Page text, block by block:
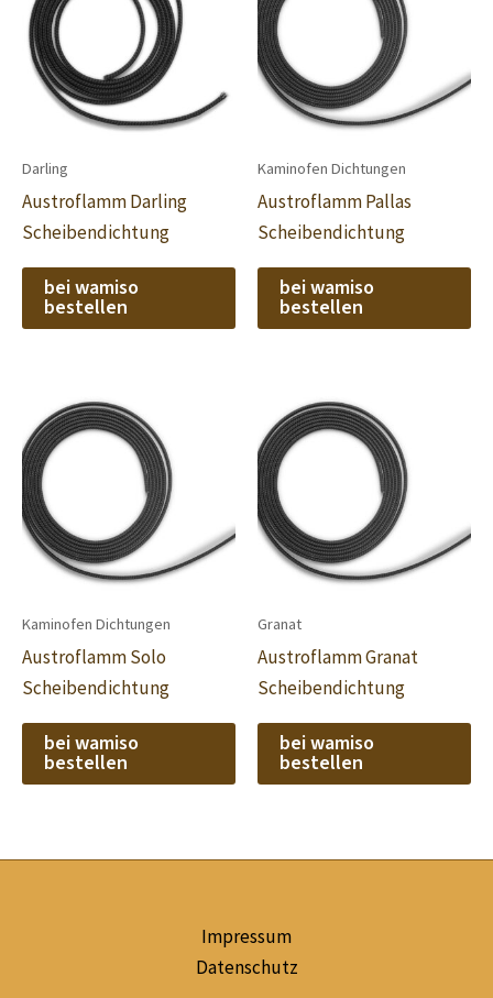
Darling
Austroflamm Darling
Scheibendichtung
bei wamiso
bestellen
Kaminofen Dichtungen
Austroflamm Pallas
Scheibendichtung
bei wamiso
bestellen
Kaminofen Dichtungen
Austroflamm Solo
Scheibendichtung
bei wamiso
bestellen
Granat
Austroflamm Granat
Scheibendichtung
bei wamiso
bestellen
Impressum
Datenschutz